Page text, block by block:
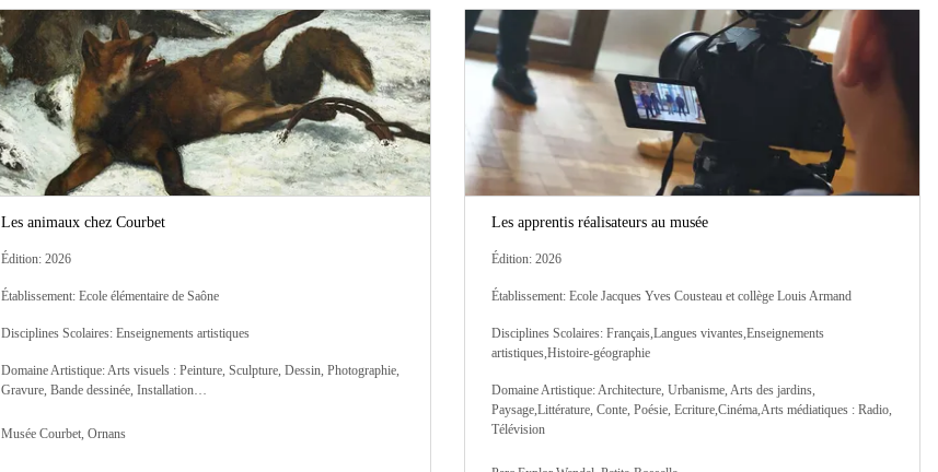
Les animaux chez Courbet
Édition: 2026
Établissement: Ecole élémentaire de Saône
Disciplines Scolaires: Enseignements artistiques
Domaine Artistique: Arts visuels : Peinture, Sculpture, Dessin, Photographie,
Gravure, Bande dessinée, Installation…
Musée Courbet, Ornans
Les apprentis réalisateurs au musée
Édition: 2026
Établissement: Ecole Jacques Yves Cousteau et collège Louis Armand
Disciplines Scolaires: Français,Langues vivantes,Enseignements
artistiques,Histoire-géographie
Domaine Artistique: Architecture, Urbanisme, Arts des jardins,
Paysage,Littérature, Conte, Poésie, Ecriture,Cinéma,Arts médiatiques : Radio,
Télévision